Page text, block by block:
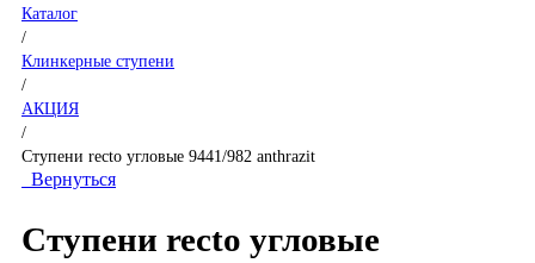
Каталог
/
Клинкерные ступени
/
АКЦИЯ
/
Ступени recto угловые 9441/982 anthrazit
Вернуться
Ступени recto угловые